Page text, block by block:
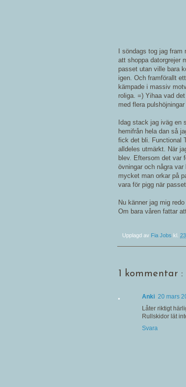
I söndags tog jag
att shoppa datorgrejer
passet utan ville bara
igen. Och framförallt
kämpade i massiv
roliga. =) Yihaa vad
med flera
Idag stack jag iväg en
hemifrån hela dan så
fick det bli. Functional
alldeles utmärkt. När
blev. Eftersom det var
övningar och några
mycket man orkar på
vara för pigg när
Nu känner jag mig
Om bara våren fattar
Upplagd av Fia Jobs kl.
1 kommentar :
Anki 20 mars
Låter riktigt
Rullskidor lät
Svara